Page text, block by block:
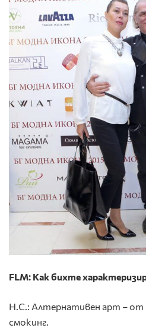
FLM: Как бихте
Н.С.: Алтернативен арт – от
смокинг.